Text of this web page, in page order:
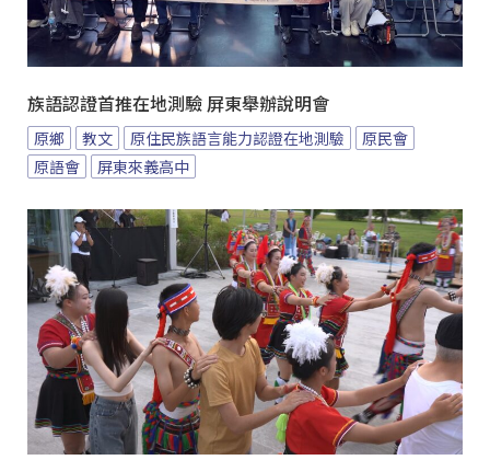
族語認證首推在地測驗 屏東舉辦說明會
原鄉 教文 原住民族語言能力認證在地測驗
原民會
原語會
屏東來義高中